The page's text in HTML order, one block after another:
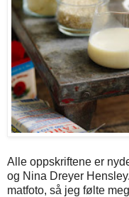
Alle oppskriftene er
og Nina Dreyer
matfoto, så jeg følte